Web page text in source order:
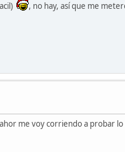
, no hay, así que me
me voy corriendo a probar